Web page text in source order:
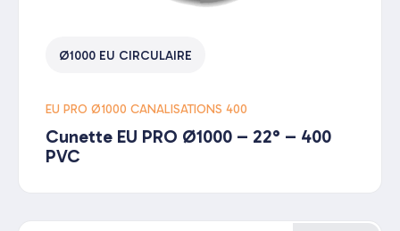
Ø1000 EU CIRCULAIRE
EU PRO Ø1000 CANALISATIONS 400
Cunette EU PRO Ø1000 – 22° – 400
PVC